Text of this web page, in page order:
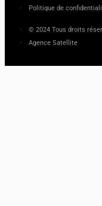
Politique de
© 2024 Tous droits
Agence Satellite